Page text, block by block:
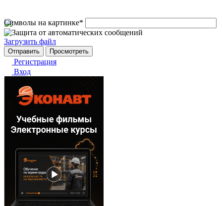
Символы на картинке*
Загрузить файл
Регистрация
Вход